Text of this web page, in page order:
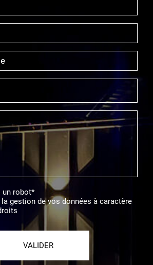
un robot*
gestion de vos données à caractère
VALIDER